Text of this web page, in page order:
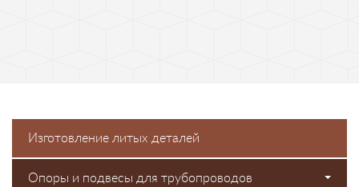
Изготовление литых деталей
Опоры и подвесы для трубопроводов